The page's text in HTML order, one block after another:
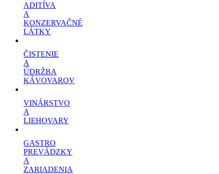
ADITÍVA
A
KONZERVAČNÉ
LÁTKY
ČISTENIE
A
ÚDRŽBA
KÁVOVAROV
VINÁRSTVO
A
LIEHOVARY
GASTRO
PREVÁDZKY
A
ZARIADENIA